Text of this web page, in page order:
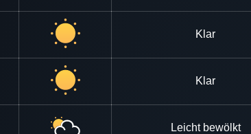
Klar
Klar
Leicht bewölkt